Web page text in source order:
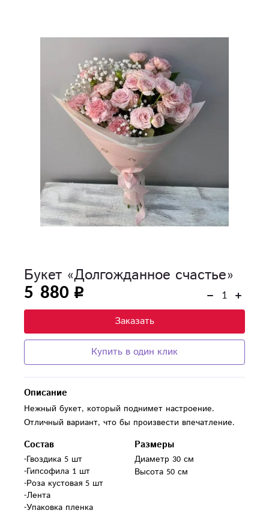
Букет «Долгожданное счастье»
5 880
Заказать
Купить в один клик
Описание
Нежный букет, который поднимет настроение.
Отличный вариант, что бы произвести впечатление.
Состав
-Гвоздика 5 шт
-Гипсофила 1 шт
-Роза кустовая 5 шт
-Лента
-Упаковка пленка
Размеры
Диаметр 30 см
Высота 50 см